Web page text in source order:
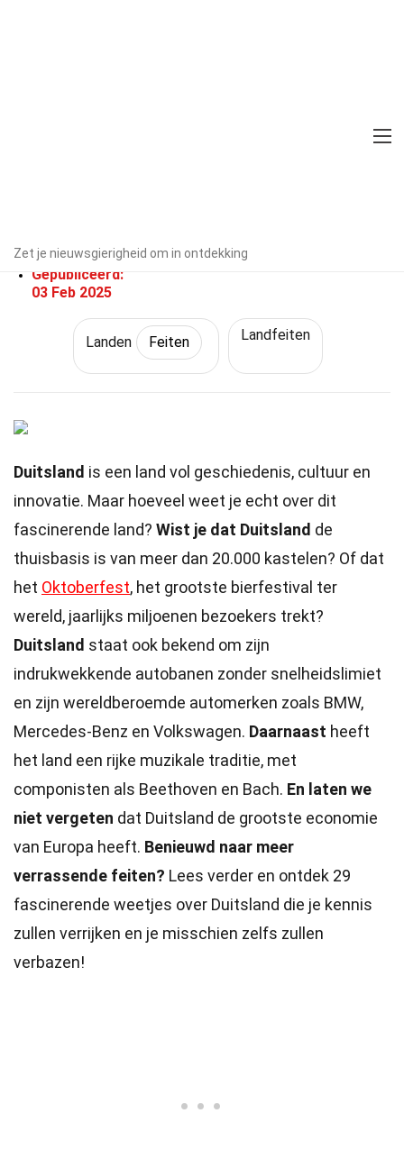
Zet je nieuwsgierigheid om in ontdekking
Korney Schroder
Gepubliceerd:
03 Feb 2025
Landen Feiten Landfeiten
Duitsland is een land vol geschiedenis, cultuur en
innovatie. Maar hoeveel weet je echt over dit
fascinerende land? Wist je dat Duitsland de
thuisbasis is van meer dan 20.000 kastelen? Of dat
het Oktoberfest, het grootste bierfestival ter
wereld, jaarlijks miljoenen bezoekers trekt?
Duitsland staat ook bekend om zijn
indrukwekkende autobanen zonder snelheidslimiet
en zijn wereldberoemde automerken zoals BMW,
Mercedes-Benz en Volkswagen. Daarnaast heeft
het land een rijke muzikale traditie, met
componisten als Beethoven en Bach. En laten we
niet vergeten dat Duitsland de grootste economie
van Europa heeft. Benieuwd naar meer
verrassende feiten? Lees verder en ontdek 29
fascinerende weetjes over Duitsland die je kennis
zullen verrijken en je misschien zelfs zullen
verbazen!